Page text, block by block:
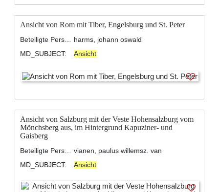
Ansicht von Rom mit Tiber, Engelsburg und St. Peter
harms, johann oswald
MD_SUBJECT:
Ansicht
Ansicht von Salzburg mit der Veste Hohensalzburg vom
Mönchsberg aus, im Hintergrund Kapuziner- und
Gaisberg
vianen, paulus willemsz. van
MD_SUBJECT:
Ansicht